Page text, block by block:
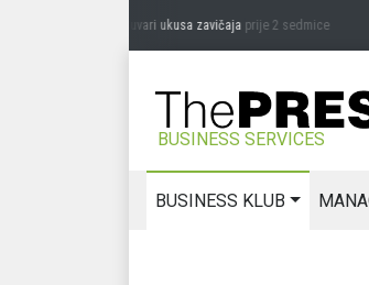
MIĆANOVIĆ: Čuvari ukusa zavičajaprije 2 sedmice
BUSINESS SERVICES
BUSINESS KLUB